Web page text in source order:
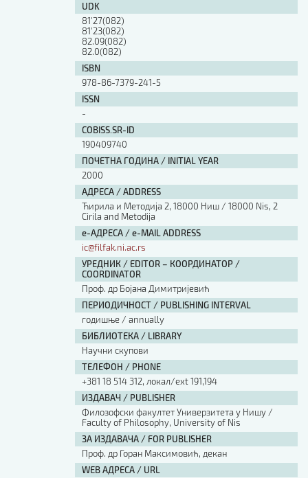
UDK
81'27(082)
81'23(082)
82.09(082)
82.0(082)
ISBN
978-86-7379-241-5
ISSN
-
COBISS.SR-ID
190409740
ПОЧЕТНА ГОДИНА / INITIAL YEAR
2000
АДРЕСА / ADDRESS
Ћирила и Методија 2, 18000 Ниш / 18000 Nis, 2
Cirila and Metodija
е-АДРЕСА / e-MAIL ADDRESS
ic@filfak.ni.ac.rs
УРЕДНИК / EDITOR – КООРДИНАТОР /
COORDINATOR
Проф. др Бојана Димитријевић
ПЕРИОДИЧНОСТ / PUBLISHING INTERVAL
годишње / annually
БИБЛИОТЕКА / LIBRARY
Научни скупови
ТЕЛЕФОН / PHONE
+381 18 514 312, локал/ext 191,194
ИЗДАВАЧ / PUBLISHER
Филозофски факултет Универзитета у Нишу /
Faculty of Philosophy, University of Nis
ЗА ИЗДАВАЧА / FOR PUBLISHER
Проф. др Горан Максимовић, декан
WEB АДРЕСА / URL